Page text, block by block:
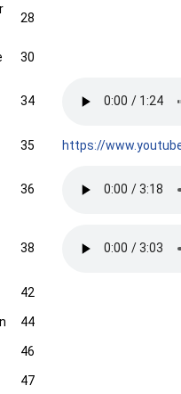
28
30
34
35 https://
36
38
42
44
46
47